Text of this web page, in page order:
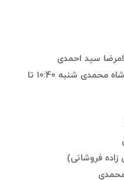
سید احمدی
زبان خارجی (سه واحدی) استاد شاه محمدی شنبه 10:40 تا